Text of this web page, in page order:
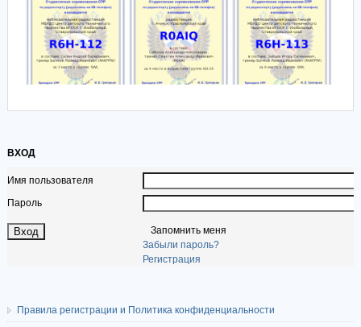
ВХОД
Имя пользователя
Пароль
Запомнить меня
Забыли пароль?
Регистрация
Правила регистрации и Политика конфиденциальности